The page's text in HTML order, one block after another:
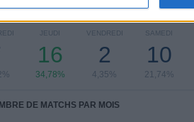
MATCHS PAR JOUR DE LA SEMAINE
JEUDI
16
34,78%
VENDREDI
2
4,35%
SAMEDI
10
21,74%
DE MATCHS PAR MOIS